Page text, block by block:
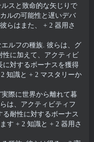
スと致命的な矢じりで
ルの可能性と遅いデバ
らはまた、 + 2 器用さ
ルフの種族. 彼らは、グ
性に加えて、アクティビ
に対するボーナスを獲得
知識と + 2 マスタリーか
際に世界から離れて暮
は、アクティビティフ
る耐性に対するボーナス
す + 2 知識と + 2 器用さ